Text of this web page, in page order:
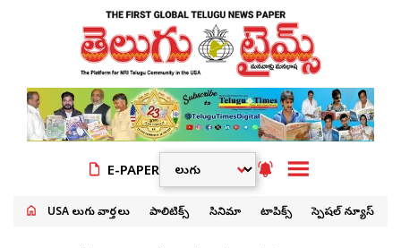
E-PAPER
USA తెలుగు వార్తలు పాలిటిక్స్ సినిమా టాపిక్స్ స్పెషల్ న్యూస్